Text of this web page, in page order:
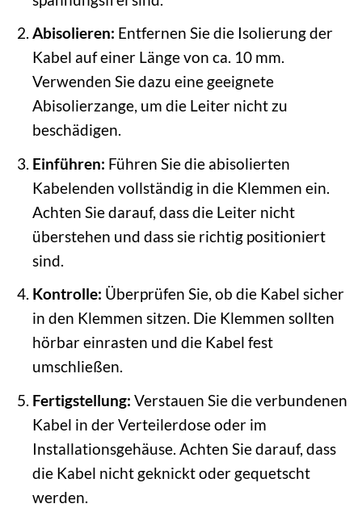
Abisolieren: Entfernen Sie die Isolierung der
Kabel auf einer Länge von ca. 10 mm.
Verwenden Sie dazu eine geeignete
Abisolierzange, um die Leiter nicht zu
beschädigen.
Einführen: Führen Sie die abisolierten
Kabelenden vollständig in die Klemmen ein.
Achten Sie darauf, dass die Leiter nicht
überstehen und dass sie richtig positioniert
sind.
Kontrolle: Überprüfen Sie, ob die Kabel sicher
in den Klemmen sitzen. Die Klemmen sollten
hörbar einrasten und die Kabel fest
umschließen.
Fertigstellung: Verstauen Sie die verbundenen
Kabel in der Verteilerdose oder im
Installationsgehäuse. Achten Sie darauf, dass
die Kabel nicht geknickt oder gequetscht
werden.